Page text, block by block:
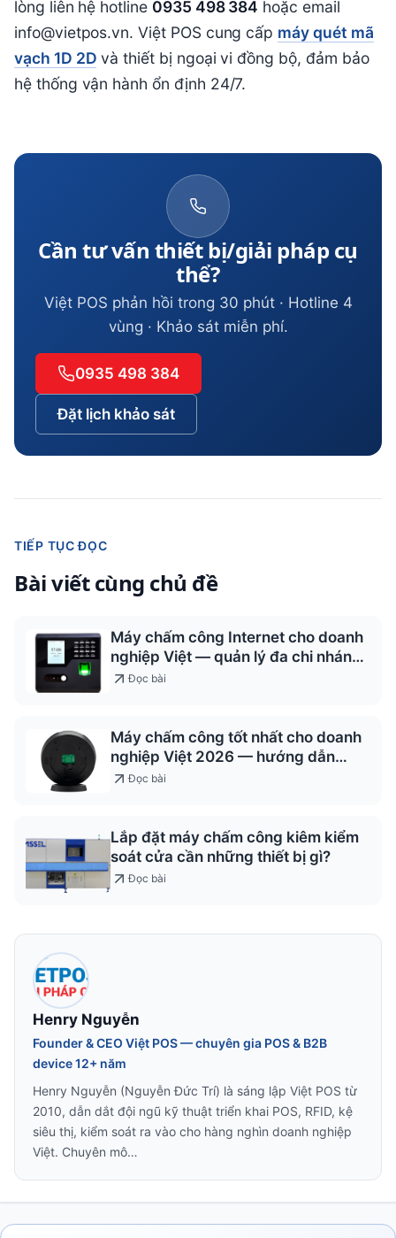
lòng liên hệ hotline 0935 498 384 hoặc email
info@vietpos.vn. Việt POS cung cấp máy quét mã
vạch 1D 2D và thiết bị ngoại vi đồng bộ, đảm bảo
hệ thống vận hành ổn định 24/7.
Cần tư vấn thiết bị/giải pháp cụ
thể?
Việt POS phản hồi trong 30 phút · Hotline 4
vùng · Khảo sát miễn phí.
0935 498 384
Đặt lịch khảo sát
TIẾP TỤC ĐỌC
Bài viết cùng chủ đề
Máy chấm công Internet cho doanh
nghiệp Việt — quản lý đa chi nhánh
2026
Đọc bài
Máy chấm công tốt nhất cho doanh
nghiệp Việt 2026 — hướng dẫn
chọn
Đọc bài
Lắp đặt máy chấm công kiêm kiểm
soát cửa cần những thiết bị gì?
Đọc bài
Henry Nguyễn
Founder & CEO Việt POS — chuyên gia POS & B2B
device 12+ năm
Henry Nguyễn (Nguyễn Đức Trí) là sáng lập Việt POS từ
2010, dẫn dắt đội ngũ kỹ thuật triển khai POS, RFID, kệ
siêu thị, kiểm soát ra vào cho hàng nghìn doanh nghiệp
Việt. Chuyên mô…